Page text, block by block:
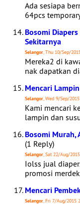
Ada sesiapa
64pcs
Bosomi
Sekitarnya
Selangor, Thu 10/Sep/
Mereka2 di
nak dapatkan
Mencari
Selangor, Wed 9/Sep/
Kami mencari
lampin dan
Bosomi Murah,
(1 Reply)
Selangor, Sat 22/Aug/
Iolss jual
promosi
Mencari
Selangor, Fri 7/Aug/2015